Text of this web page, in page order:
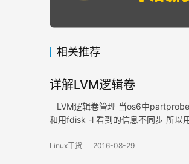
相关推荐
详解LVM逻辑卷
LVM逻辑卷管理 当os6中
和用fdisk -l 看到的信息不同步 所以
Linux干货 2016-08-29